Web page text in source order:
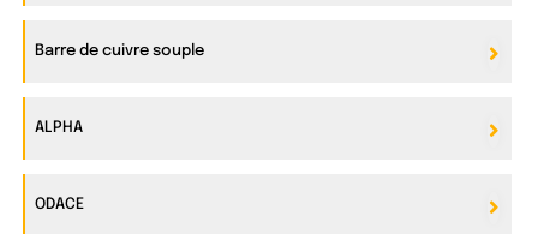
Barre de cuivre souple
ALPHA
ODACE